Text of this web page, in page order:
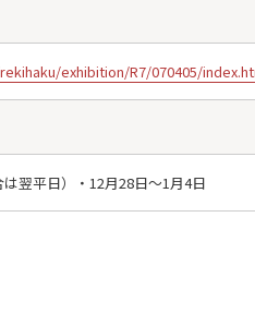
exhibition/R7/070405/
翌平日）・12月28日～1月4日